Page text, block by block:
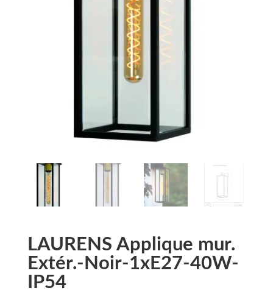
LAURENS Applique mur.
Extér.-Noir-1xE27-40W-
IP54